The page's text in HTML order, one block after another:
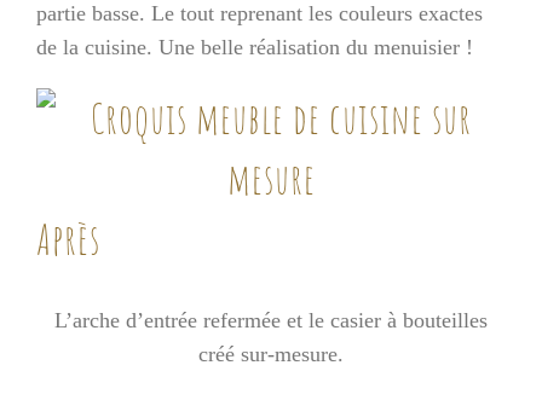
partie basse. Le tout reprenant les couleurs exactes
de la cuisine. Une belle réalisation du menuisier !
Après
L’arche d’entrée refermée et le casier à bouteilles
créé sur-mesure.